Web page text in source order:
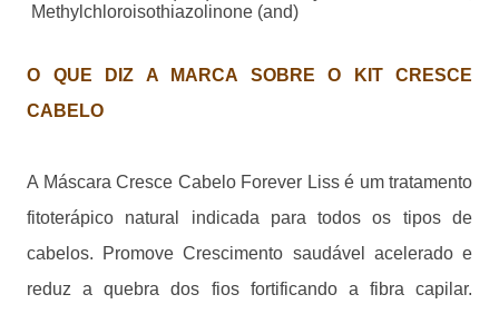
Methylchloroisothiazolinone (and)
O QUE DIZ A MARCA SOBRE O KIT CRESCE
CABELO
A Máscara Cresce Cabelo Forever Liss é um tratamento
fitoterápico natural indicada para todos os tipos de
cabelos. Promove Crescimento saudável acelerado e
reduz a quebra dos fios fortificando a fibra capilar.